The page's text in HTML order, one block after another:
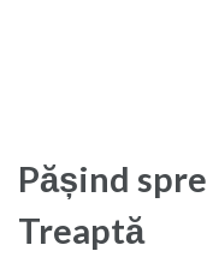
Pășind
Treaptă